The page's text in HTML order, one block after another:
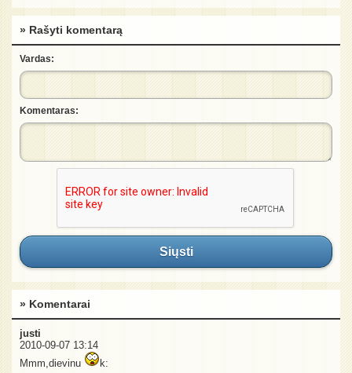
» Rašyti komentarą
Vardas:
Komentaras:
Siųsti
» Komentarai
justi
2010-09-07 13:14
Mmm,dievinu
k: